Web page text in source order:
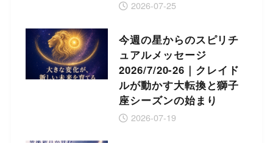
2026-07-25
今週の星からのスピリチ
ュアルメッセージ
2026/7/20-26｜クレイド
ルが動かす大転換と獅子
座シーズンの始まり
2026-07-19